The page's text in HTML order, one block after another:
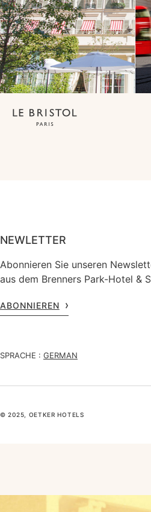
NEWLETTER
Abonnieren Sie unseren
aus dem Brenners Park-Hotel &
ABONNIEREN
SPRACHE : GERMAN
© 2025, OETKER HOTELS